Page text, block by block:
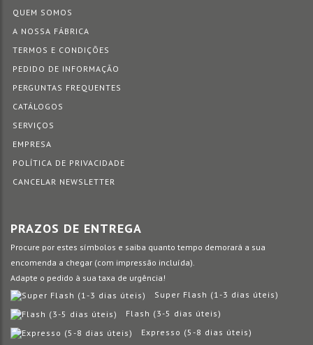
QUEM SOMOS
A NOSSA FÁBRICA
TERMOS E CONDIÇÕES
PEDIDO DE INFORMAÇÃO
PERGUNTAS FREQUENTES
CATÁLOGOS
SERVIÇOS
EMPRESA
POLÍTICA DE PRIVACIDADE
CANCELAR NEWSLETTER
PRAZOS DE ENTREGA
Procure por estes símbolos e saiba quanto tempo demorará a sua
encomenda a chegar (com impressão incluída).
Adapte o pedido à sua taxa de urgência!
Super Flash (1-3 dias úteis)
Flash (3-5 dias úteis)
Expresso (5-8 dias úteis)